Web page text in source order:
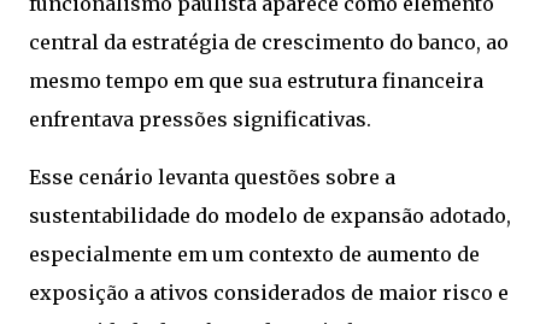
central da estratégia de crescimento do banco, ao
mesmo tempo em que sua estrutura financeira
enfrentava pressões significativas.
Esse cenário levanta questões sobre a
sustentabilidade do modelo de expansão adotado,
especialmente em um contexto de aumento de
exposição a ativos considerados de maior risco e